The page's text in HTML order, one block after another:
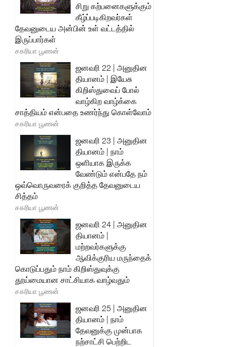
சிறு கற்பனைகளுக்கும்
கீழ்ப்படிகிறவர்கள்
தேவனுடைய அன்பின் உள் வட்டத்தில்
இருப்பார்கள்
சகரியா பூணன்
ஜனவரி 22 | அனுதின
தியானம் | இயேசு
கிறிஸ்துவைப் போல்
வாழ்கிற வாழ்க்கை
சாத்தியம் என்பதை உணர்ந்து கொள்வோம்
சகரியா பூணன்
ஜனவரி 23 | அனுதின
தியானம் | நாம்
ஒளியாக இருக்க
வேண்டும் என்பதே நம்
ஒவ்வொருவரைக் குறித்த தேவனுடைய
சித்தம்
சகரியா பூணன்
ஜனவரி 24 | அனுதின
தியானம் |
மற்றவர்களுக்கு
ஆவிக்குரிய மருந்தைக்
கொடுப்பதும் நாம் கிறிஸ்துவுக்கு
தூய்மையான சாட்சியாக வாழ்வதும்
சகரியா பூணன்
ஜனவரி 25 | அனுதின
தியானம் | நாம்
தேவனுக்கு முன்பாக
நற்சாட்சி பெற்றிட